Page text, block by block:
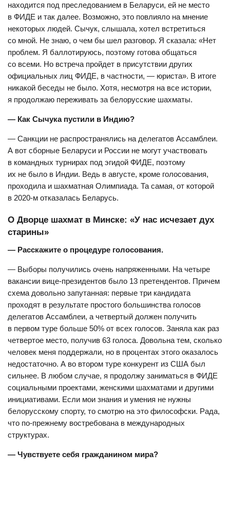
находится под преследованием в Беларуси, ей не место
в ФИДЕ и так далее. Возможно, это повлияло на мнение
некоторых людей. Сычук, слышала, хотел встретиться
со мной. Не знаю, о чем бы шел разговор. Я сказала: «Нет
проблем. Я баллотируюсь, поэтому готова общаться
со всеми. Но встреча пройдет в присутствии других
официальных лиц ФИДЕ, в частности, — юриста». В итоге
никакой беседы не было. Хотя, несмотря на все истории,
я продолжаю переживать за белорусские шахматы.
— Как Сычука пустили в Индию?
— Санкции не распространялись на делегатов Ассамблеи.
А вот сборные Беларуси и России не могут участвовать
в командных турнирах под эгидой ФИДЕ, поэтому
их не было в Индии. Ведь в августе, кроме голосования,
проходила и шахматная Олимпиада. Та самая, от которой
в 2020-м отказалась Беларусь.
О Дворце шахмат в Минске: «У нас исчезает дух
старины»
— Расскажите о процедуре голосования.
— Выборы получились очень напряженными. На четыре
вакансии вице-президентов было 13 претендентов. Причем
схема довольно запутанная: первые три кандидата
проходят в результате простого большинства голосов
делегатов Ассамблеи, а четвертый должен получить
в первом туре больше 50% от всех голосов. Заняла как раз
четвертое место, получив 63 голоса. Довольна тем, сколько
человек меня поддержали, но в процентах этого оказалось
недостаточно. А во втором туре конкурент из США был
сильнее. В любом случае, я продолжу заниматься в ФИДЕ
социальными проектами, женскими шахматами и другими
инициативами. Если мои знания и умения не нужны
белорусскому спорту, то смотрю на это философски. Рада,
что по-прежнему востребована в международных
структурах.
— Чувствуете себя гражданином мира?